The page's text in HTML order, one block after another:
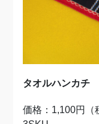
タオルハンカチ
価格：1,100円